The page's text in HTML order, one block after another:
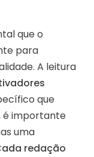
que o
para
A leitura
que
é importante
uma
redação